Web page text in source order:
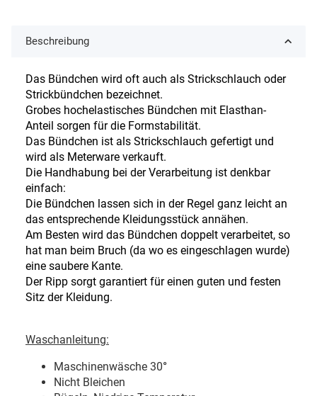
Beschreibung
Das Bündchen wird oft auch als Strickschlauch oder
Strickbündchen bezeichnet.
Grobes hochelastisches Bündchen mit Elasthan-
Anteil sorgen für die Formstabilität.
Das Bündchen ist als Strickschlauch gefertigt und
wird als Meterware verkauft.
Die Handhabung bei der Verarbeitung ist denkbar
einfach:
Die Bündchen lassen sich in der Regel ganz leicht an
das entsprechende Kleidungsstück annähen.
Am Besten wird das Bündchen doppelt verarbeitet, so
hat man beim Bruch (da wo es eingeschlagen wurde)
eine saubere Kante.
Der Ripp sorgt garantiert für einen guten und festen
Sitz der Kleidung.
Waschanleitung:
Maschinenwäsche 30°
Nicht Bleichen